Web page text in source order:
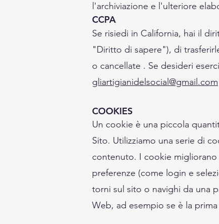
l'archiviazione e l'ulteriore
CCPA
Se risiedi in California, hai il
"Diritto di sapere"), di
o cancellate . Se desideri
gliartigianidelsocial@gmail.com
COOKIES
Un cookie è una piccola
Sito. Utilizziamo una serie di
contenuto. I cookie
preferenze (come login e
torni sul sito o navighi da una
Web, ad esempio se è la